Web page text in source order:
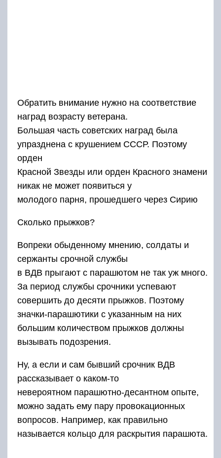
Обратить внимание нужно на соответствие
наград возрасту ветерана.
Большая часть советских наград была
упразднена с крушением СССР. Поэтому
орден
Красной Звезды или орден Красного знамени
никак не может появиться у
молодого парня, прошедшего через Сирию
Сколько прыжков?
Вопреки обыденному мнению, солдаты и
сержанты срочной службы
в ВДВ прыгают с парашютом не так уж много.
За период службы срочники успевают
совершить до десяти прыжков. Поэтому
значки-парашютики с указанным на них
большим количеством прыжков должны
вызывать подозрения.
Ну, а если и сам бывший срочник ВДВ
рассказывает о каком-то
невероятном парашютно-десантном опыте,
можно задать ему пару провокационных
вопросов. Например, как правильно
называется кольцо для раскрытия парашюта.